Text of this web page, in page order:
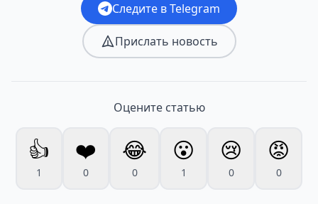
Следите в Telegram
Прислать новость
Оцените статью
👍
1
❤️
0
😂
0
😮
1
😢
0
😡
0